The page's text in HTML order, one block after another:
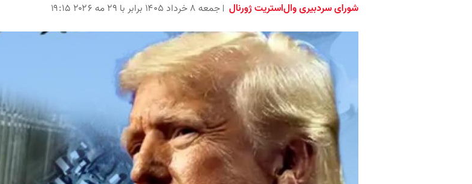
شورای سردبیری وال‌استریت ژورنال جمعه ۸ خرداد ۱۴۰۵ برابر با ۲۹ مه ۲۰۲۶ ۱۹:۱۵